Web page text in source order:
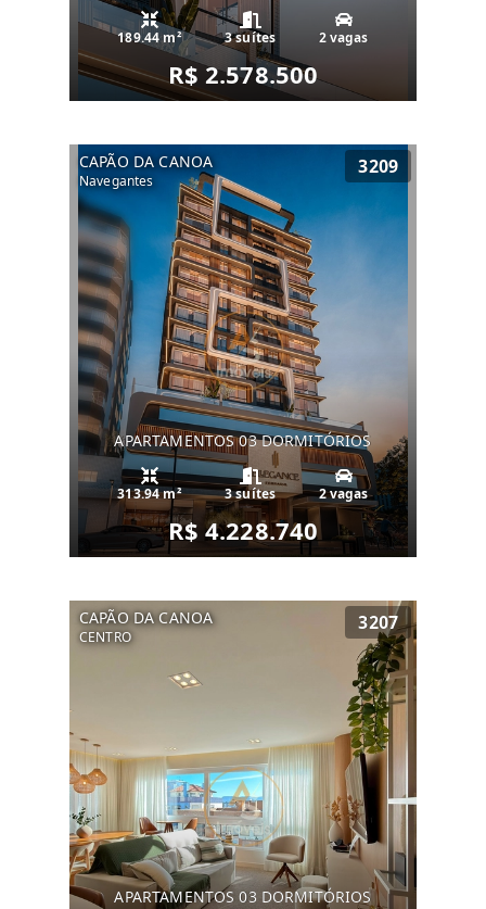
189.44 m² 3 suítes 2 vagas
R$ 2.578.500
CAPÃO DA CANOA
Navegantes
3209
APARTAMENTOS 03 DORMITÓRIOS
313.94 m² 3 suítes 2 vagas
R$ 4.228.740
CAPÃO DA CANOA
CENTRO
3207
APARTAMENTOS 03 DORMITÓRIOS